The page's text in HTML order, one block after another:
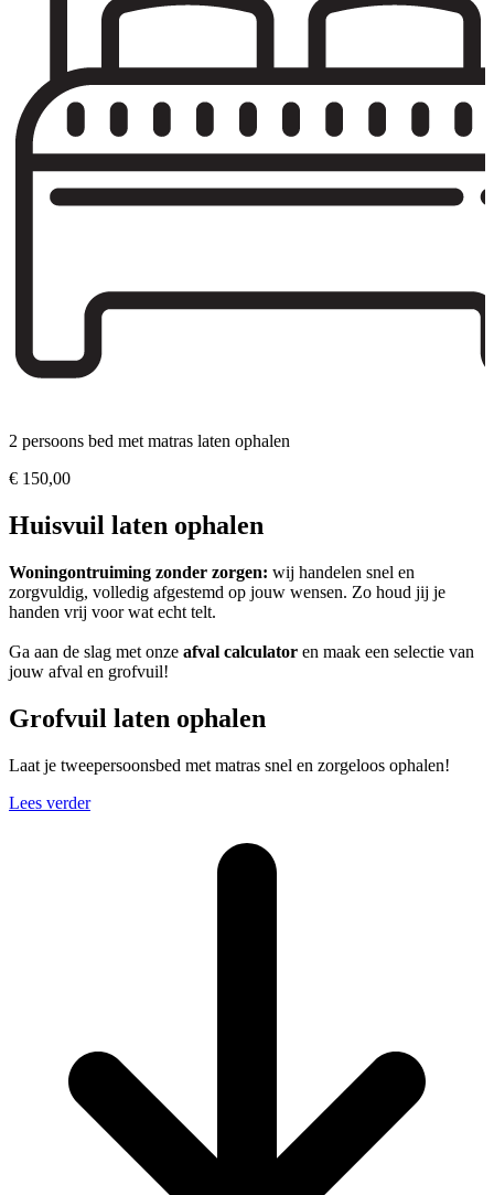
2 persoons bed met matras laten ophalen
€ 150,00
Huisvuil laten ophalen
Woningontruiming zonder zorgen: wij handelen snel en
zorgvuldig, volledig afgestemd op jouw wensen. Zo houd jij je
handen vrij voor wat echt telt.
Ga aan de slag met onze afval calculator en maak een selectie van
jouw afval en grofvuil!
Grofvuil laten ophalen
Laat je tweepersoonsbed met matras snel en zorgeloos ophalen!
Lees verder